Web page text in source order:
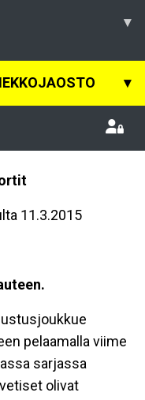
▾
▾
11.3.2015
pelaamalla viime
sarjassa
olivat